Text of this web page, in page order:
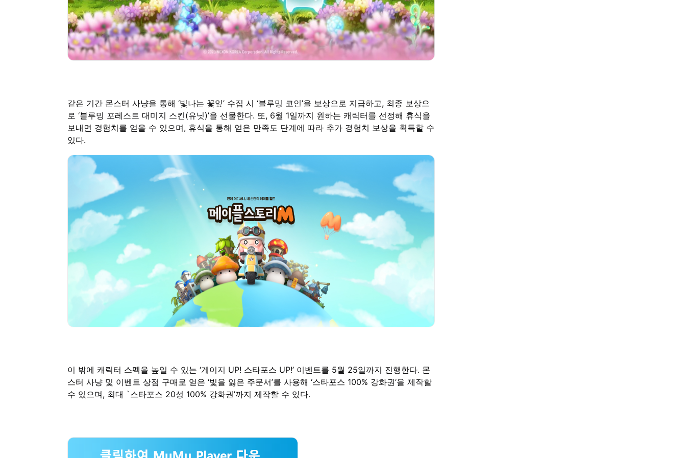
같은 기간 몬스터 사냥을 통해 ‘빛나는 꽃잎’ 수집 시 ‘블루밍 코인’을 보상으로 지급하고, 최종 보상으
로 ‘블루밍 포레스트 대미지 스킨(유닛)’을 선물한다. 또, 6월 1일까지 원하는 캐릭터를 선정해 휴식을
보내면 경험치를 얻을 수 있으며, 휴식을 통해 얻은 만족도 단계에 따라 추가 경험치 보상을 획득할 수
있다.
이 밖에 캐릭터 스펙을 높일 수 있는 ‘게이지 UP! 스타포스 UP!’ 이벤트를 5월 25일까지 진행한다. 몬
스터 사냥 및 이벤트 상점 구매로 얻은 ‘빛을 잃은 주문서’를 사용해 ‘스타포스 100% 강화권’을 제작할
수 있으며, 최대 `스타포스 20성 100% 강화권’까지 제작할 수 있다.